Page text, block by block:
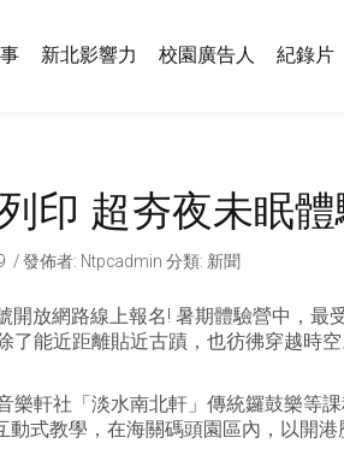
新北影響力 校園廣告人 紀錄片
印 超夯夜未眠
發佈者: Ntpcadmin 分類: 新聞
放網路線上報名! 暑期體驗營中，
能近距離貼近古蹟，也彷彿穿越時
軒社「淡水南北軒」傳統鑼鼓樂等
式教學，在海關碼頭園區內，以開